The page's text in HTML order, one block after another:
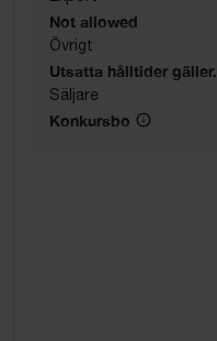
Not allowed
Övrigt
Utsatta hålltider gäller.
Säljare
Konkursbo